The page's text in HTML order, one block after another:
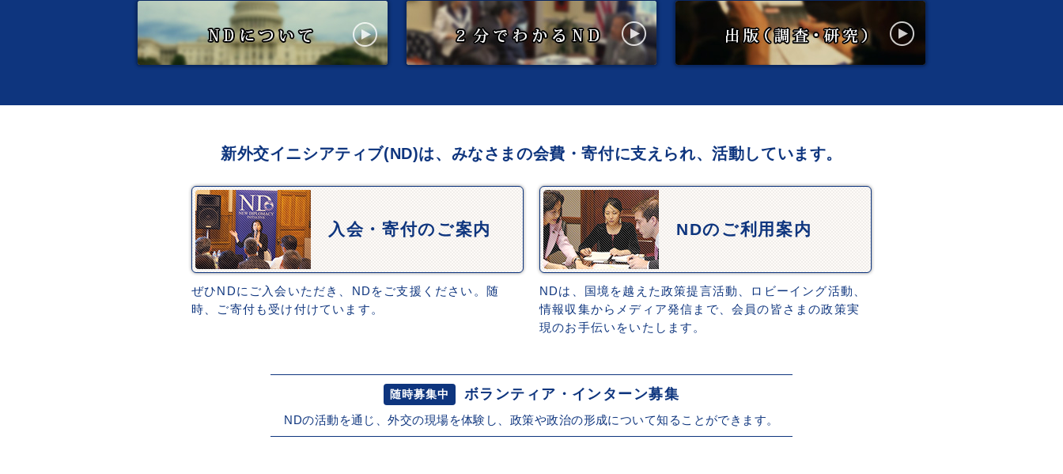
新外交イニシアティブ(ND)は、みなさまの会費・寄付に支えられ、活動しています。
入会・寄付のご案内
ぜひNDにご入会いただき、NDをご支援ください。随
時、ご寄付も受け付けています。
NDのご利用案内
NDは、国境を越えた政策提言活動、ロビーイング活動、
情報収集からメディア発信まで、会員の皆さまの政策実
現のお手伝いをいたします。
随時募集中 ボランティア・インターン募集
NDの活動を通じ、外交の現場を体験し、政策や政治の形成について知ることができます。